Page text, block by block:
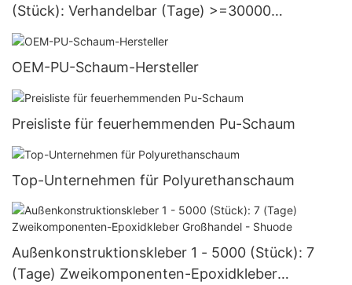
(Stück): Verhandelbar (Tage) >=30000
StückUS72 Hersteller
OEM-PU-Schaum-Hersteller
Preisliste für feuerhemmenden Pu-Schaum
Top-Unternehmen für Polyurethanschaum
Außenkonstruktionskleber 1 - 5000 (Stück): 7
(Tage) Zweikomponenten-Epoxidkleber